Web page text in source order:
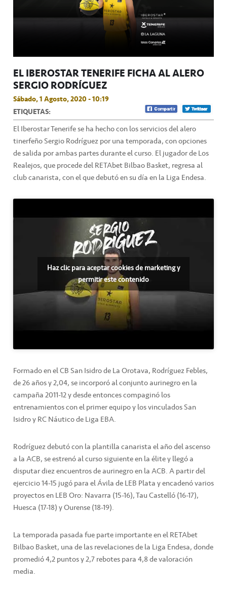
EL IBEROSTAR TENERIFE FICHA AL ALERO
SERGIO RODRÍGUEZ
Sábado, 1 Agosto, 2020 - 10:19
ETIQUETAS:
El Iberostar Tenerife se ha hecho con los servicios del alero
tinerfeño Sergio Rodríguez por una temporada, con opciones
de salida por ambas partes durante el curso. El jugador de Los
Realejos, que procede del RETAbet Bilbao Basket, regresa al
club canarista, con el que debutó en su día en la Liga Endesa.
Haz clic para aceptar cookies de marketing y
permitir este contenido
Formado en el CB San Isidro de La Orotava, Rodríguez Febles,
de 26 años y 2,04, se incorporó al conjunto aurinegro en la
campaña 2011-12 y desde entonces compaginó los
entrenamientos con el primer equipo y los vinculados San
Isidro y RC Náutico de Liga EBA.
Rodríguez debutó con la plantilla canarista el año del ascenso
a la ACB, se estrenó al curso siguiente en la élite y llegó a
disputar diez encuentros de aurinegro en la ACB. A partir del
ejercicio 14-15 jugó para el Ávila de LEB Plata y encadenó varios
proyectos en LEB Oro: Navarra (15-16), Tau Castelló (16-17),
Huesca (17-18) y Ourense (18-19).
La temporada pasada fue parte importante en el RETAbet
Bilbao Basket, una de las revelaciones de la Liga Endesa, donde
promedió 4,2 puntos y 2,7 rebotes para 4,8 de valoración
media.